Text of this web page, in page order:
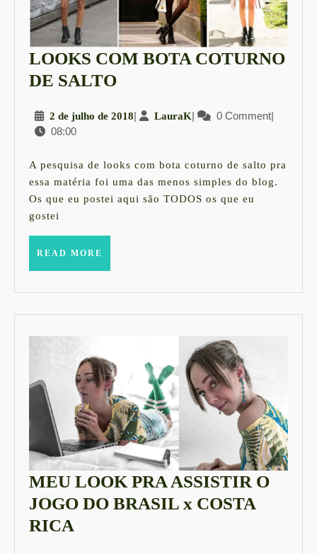
LOOKS COM BOTA COTURNO
DE SALTOLOOKS
BOTA
DE
SALTO
2 de julho de 20182
de
2018
| LauraKLauraK
| 0 Comment|
08:00
A pesquisa de looks com bota coturno de salto pra
essa matéria foi uma das menos simples do blog.
Os que eu postei aqui são TODOS os que eu
gostei
READ MORE
MEU LOOK PRA ASSISTIR O
JOGO DO BRASIL x COSTA
RICA